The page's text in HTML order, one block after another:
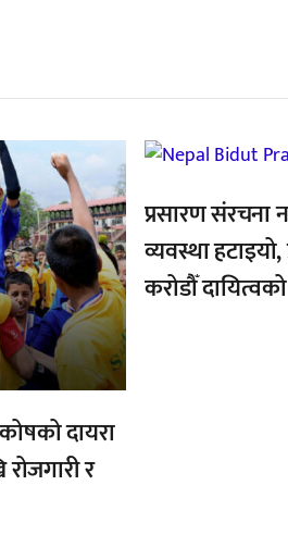
दायरा
र
,
प्रसारण संरचना
व्यवस्था
करोडौँ